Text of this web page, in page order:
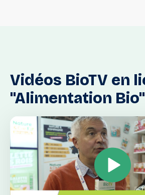
Vidéos BioTV en
"Alimentation Bio"